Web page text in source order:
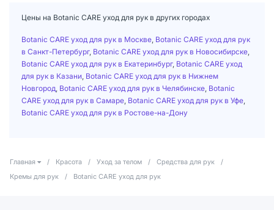
Цены на Botanic CARE уход для рук в других городах
Botanic CARE уход для рук в Москве Botanic CARE уход для рук
в Санкт-Петербург, Botanic CARE уход для рук в Новосибирске
Botanic CARE уход для рук в Екатеринбург, Botanic CARE уход
для рук в Казани Botanic CARE уход для рук в Нижнем
Новгород Botanic CARE уход для рук в Челябинске Botanic
CARE уход для рук в Самаре Botanic CARE уход для рук в Уфе
Botanic CARE уход для рук в Ростове-на-Дону
Главная / Красота / Уход за телом / Средства для рук
/
Кремы для рук
/ Botanic CARE уход для рук